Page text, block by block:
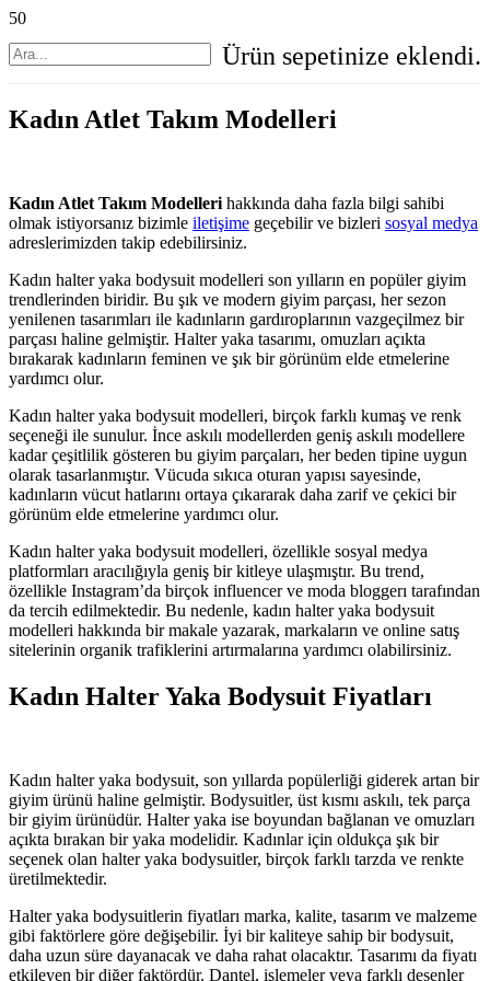
Ürün sepetinize eklendi.
Kadın Atlet Takım Modelleri
Kadın Atlet Takım Modelleri hakkında daha fazla bilgi sahibi
olmak istiyorsanız bizimle iletişime geçebilir ve bizleri sosyal medya
adreslerimizden takip edebilirsiniz.
Kadın halter yaka bodysuit modelleri son yılların en popüler giyim
trendlerinden biridir. Bu şık ve modern giyim parçası, her sezon
yenilenen tasarımları ile kadınların gardıroplarının vazgeçilmez bir
parçası haline gelmiştir. Halter yaka tasarımı, omuzları açıkta
bırakarak kadınların feminen ve şık bir görünüm elde etmelerine
yardımcı olur.
Kadın halter yaka bodysuit modelleri, birçok farklı kumaş ve renk
seçeneği ile sunulur. İnce askılı modellerden geniş askılı modellere
kadar çeşitlilik gösteren bu giyim parçaları, her beden tipine uygun
olarak tasarlanmıştır. Vücuda sıkıca oturan yapısı sayesinde,
kadınların vücut hatlarını ortaya çıkararak daha zarif ve çekici bir
görünüm elde etmelerine yardımcı olur.
Kadın halter yaka bodysuit modelleri, özellikle sosyal medya
platformları aracılığıyla geniş bir kitleye ulaşmıştır. Bu trend,
özellikle Instagram’da birçok influencer ve moda bloggerı tarafından
da tercih edilmektedir. Bu nedenle, kadın halter yaka bodysuit
modelleri hakkında bir makale yazarak, markaların ve online satış
sitelerinin organik trafiklerini artırmalarına yardımcı olabilirsiniz.
Kadın Halter Yaka Bodysuit Fiyatları
Kadın halter yaka bodysuit, son yıllarda popülerliği giderek artan bir
giyim ürünü haline gelmiştir. Bodysuitler, üst kısmı askılı, tek parça
bir giyim ürünüdür. Halter yaka ise boyundan bağlanan ve omuzları
açıkta bırakan bir yaka modelidir. Kadınlar için oldukça şık bir
seçenek olan halter yaka bodysuitler, birçok farklı tarzda ve renkte
üretilmektedir.
Halter yaka bodysuitlerin fiyatları marka, kalite, tasarım ve malzeme
gibi faktörlere göre değişebilir. İyi bir kaliteye sahip bir bodysuit,
daha uzun süre dayanacak ve daha rahat olacaktır. Tasarımı da fiyatı
etkileyen bir diğer faktördür. Dantel, işlemeler veya farklı desenler